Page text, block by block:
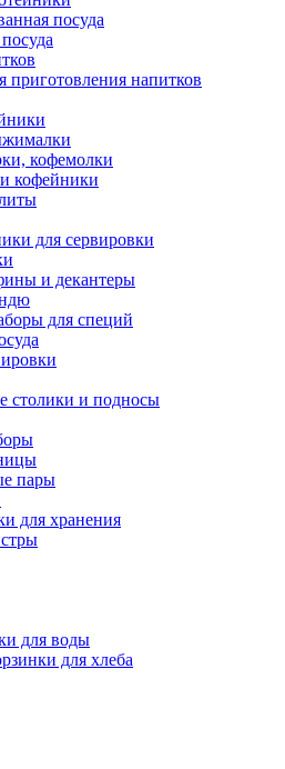
посуда
приготовления напитков
кофемолки
кофейники
для сервировки
и декантеры
для специй
столики и подносы
пары
для хранения
для воды
для хлеба